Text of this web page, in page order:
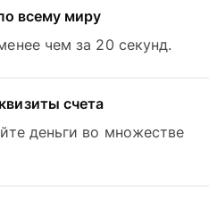
всему миру
чем за 20 секунд.
счета
деньги во множестве